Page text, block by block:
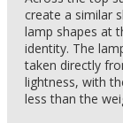
create a similar
lamp shapes at
identity. The
taken directly
lightness, with
less than the